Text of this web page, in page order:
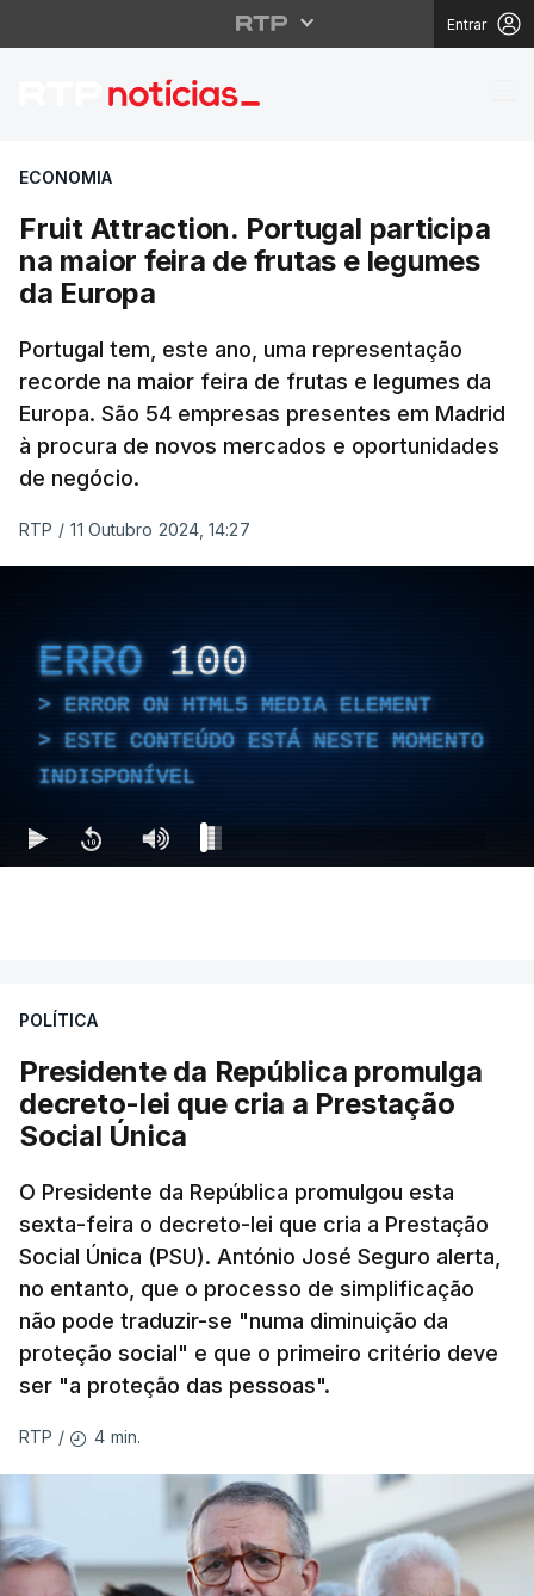
Entrar
Fruit Attraction.
ECONOMIA
Fruit Attraction. Portugal participa
na maior feira de frutas e legumes
da Europa
Portugal tem, este ano, uma representação
recorde na maior feira de frutas e legumes da
Europa. São 54 empresas presentes em Madrid
à procura de novos mercados e oportunidades
de negócio.
RTP / 11 Outubro 2024, 14:27
ERRO 100
ERROR ON HTML5 MEDIA ELEMENT
ESTE CONTEÚDO ESTÁ NESTE MOMENTO
INDISPONÍVEL
POLÍTICA
Presidente da República promulga
decreto-lei que cria a Prestação
Social Única
O Presidente da República promulgou esta
sexta-feira o decreto-lei que cria a Prestação
Social Única (PSU). António José Seguro alerta,
no entanto, que o processo de simplificação
não pode traduzir-se "numa diminuição da
proteção social" e que o primeiro critério deve
ser "a proteção das pessoas".
RTP / 4 min.